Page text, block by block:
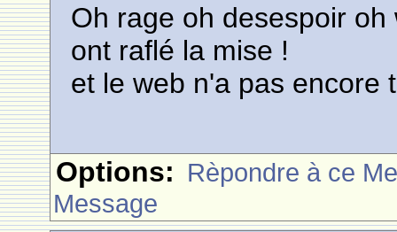
Oh rage oh desespoir
ont raflé la mise !
et le web n'a pas encore
Options: Rèpondre à ce
Message